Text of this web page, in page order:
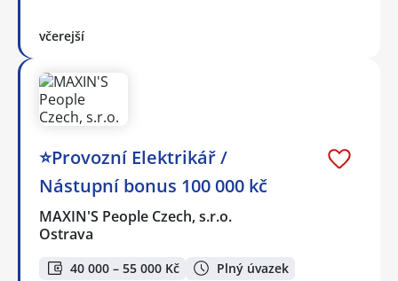
včerejší
⭐Provozní Elektrikář /
Nástupní bonus 100 000 kč
MAXIN'S People Czech, s.r.o.
Ostrava
40 000 – 55 000 Kč Plný úvazek